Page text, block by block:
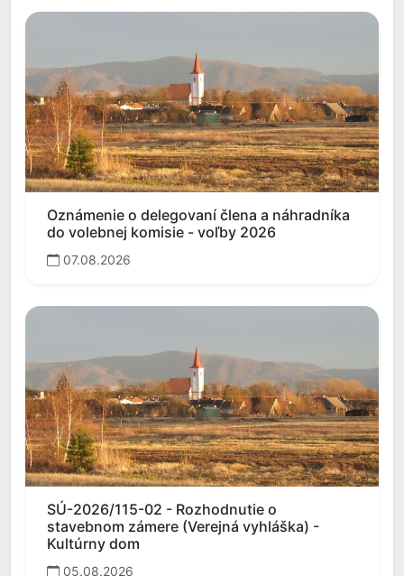
Oznámenie o delegovaní člena a náhradníka
do volebnej komisie - voľby 2026
07.08.2026
SÚ-2026/115-02 - Rozhodnutie o
stavebnom zámere (Verejná vyhláška) -
Kultúrny dom
05.08.2026